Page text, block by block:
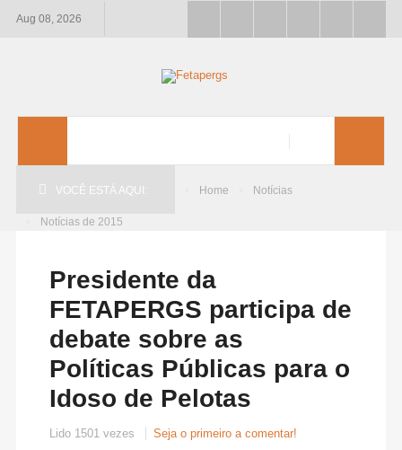
Aug 08, 2026
VOCÊ ESTÁ AQUI: Home Notícias
Notícias de 2015
Presidente da
FETAPERGS participa de
debate sobre as
Políticas Públicas para o
Idoso de Pelotas
Lido 1501 vezes Seja o primeiro a comentar!